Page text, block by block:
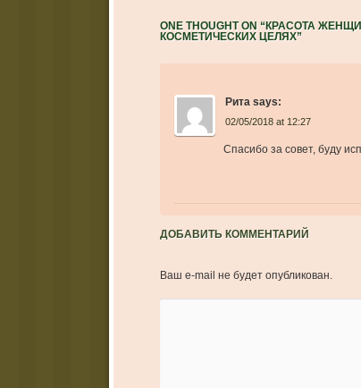
ONE THOUGHT ON “КРАСОТА
КОСМЕТИЧЕСКИХ ЦЕЛЯХ”
Рита says:
02/05/2018 at 12:27
Спасибо за совет, буду
ДОБАВИТЬ КОММЕНТАРИЙ
Ваш e-mail не будет опубликован.